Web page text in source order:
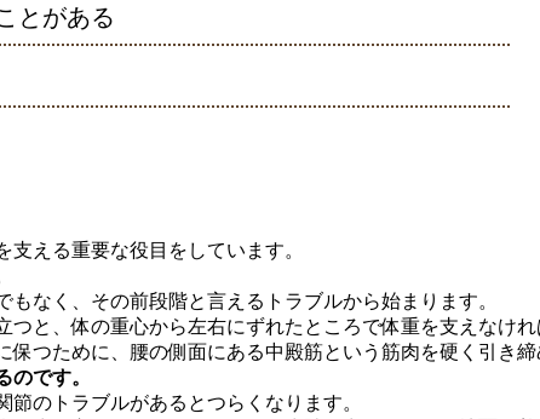
とがある
える重要な役目をしています。
なく、その前段階と言えるトラブルから始まります。
と、体の重心から左右にずれたところで体重を支えなけれ
つために、腰の側面にある中殿筋という筋肉を硬く引き
のです。
のトラブルがあるとつらくなります。